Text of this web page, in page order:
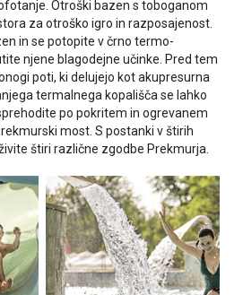
Otroški bazen s toboganom
za otroško igro in razposajenost.
in se potopite v črno termo-
njene blagodejne učinke. Pred tem
poti, ki delujejo kot akupresurna
termalnega kopališča se lahko
po pokritem in ogrevanem
most. S postanki v štirih
štiri različne zgodbe Prekmurja.